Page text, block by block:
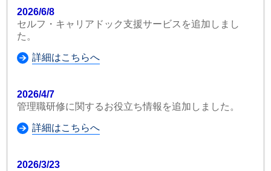
2026/6/8
セルフ・キャリアドック支援サービスを追加しまし
た。
詳細はこちらへ
2026/4/7
管理職研修に関するお役立ち情報を追加しました。
詳細はこちらへ
2026/3/23